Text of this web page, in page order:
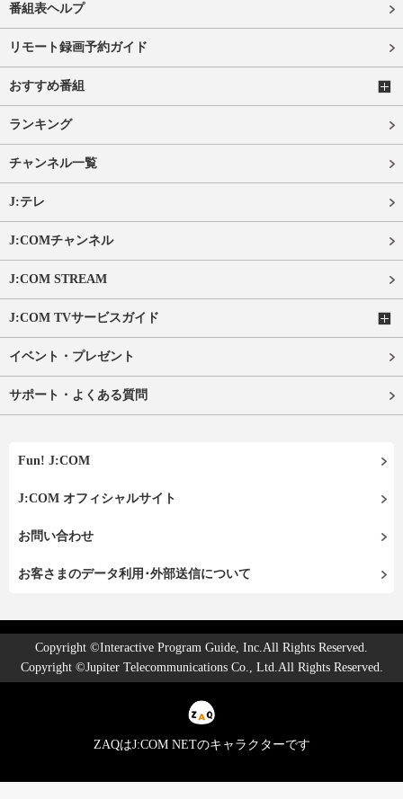
番組表ヘルプ
リモート録画予約ガイド
おすすめ番組
ランキング
チャンネル一覧
J:テレ
J:COMチャンネル
J:COM STREAM
J:COM TVサービスガイド
イベント・プレゼント
サポート・よくある質問
Fun! J:COM
J:COM オフィシャルサイト
お問い合わせ
お客さまのデータ利用･外部送信について
Copyright ©Interactive Program Guide, Inc.All Rights Reserved.
Copyright ©Jupiter Telecommunications Co., Ltd.All Rights Reserved.
ZAQはJ:COM NETのキャラクターです